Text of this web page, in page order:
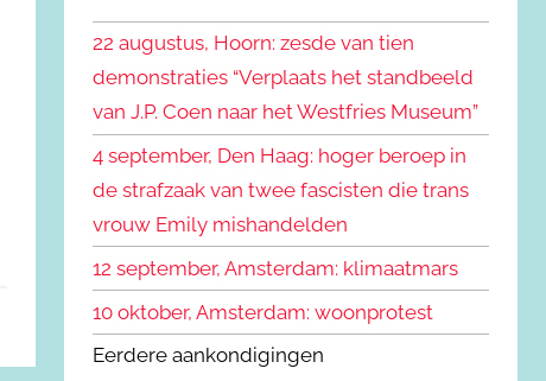
n
a
a
r
:
n
22 augustus, Hoorn: zesde van tien
demonstraties “Verplaats het standbeeld
van J.P. Coen naar het Westfries Museum”
4 september, Den Haag: hoger beroep in
de strafzaak van twee fascisten die trans
vrouw Emily mishandelden
12 september, Amsterdam: klimaatmars
10 oktober, Amsterdam: woonprotest
Eerdere aankondigingen